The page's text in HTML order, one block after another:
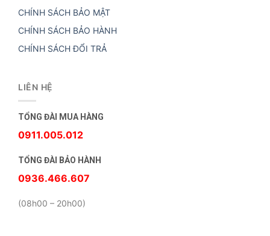
CHÍNH SÁCH BẢO MẬT
CHÍNH SÁCH BẢO HÀNH
CHÍNH SÁCH ĐỔI TRẢ
LIÊN HỆ
TỔNG ĐÀI MUA HÀNG
0911.005.012
TỔNG ĐÀI BẢO HÀNH
0936.466.607
(08h00 – 20h00)